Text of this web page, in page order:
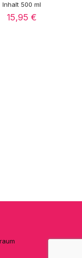
Inhalt 500 ml
15,95€